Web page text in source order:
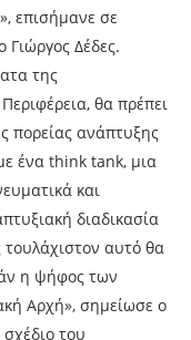
επισήμανε σε
Δέδες.
της
θα πρέπει
πορείας ανάπτυξης
ένα think tank, μια
και
διαδικασία
τουλάχιστον αυτό θα
η ψήφος των
Αρχή», σημείωσε ο
του